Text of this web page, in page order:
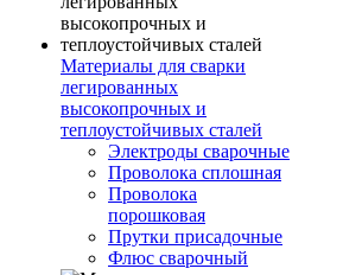
Материалы для сварки
легированных
высокопрочных и
теплоустойчивых сталей
Электроды сварочные
Проволока сплошная
Проволока
порошковая
Прутки присадочные
Флюс сварочный